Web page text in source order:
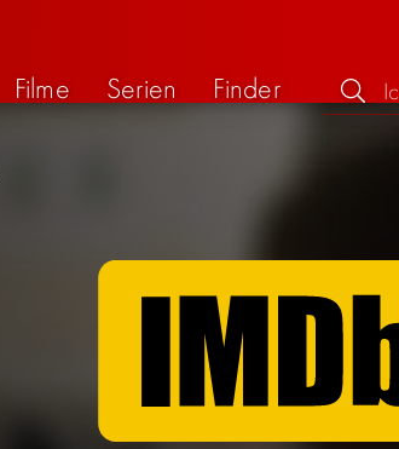
Filme Serien
Finder